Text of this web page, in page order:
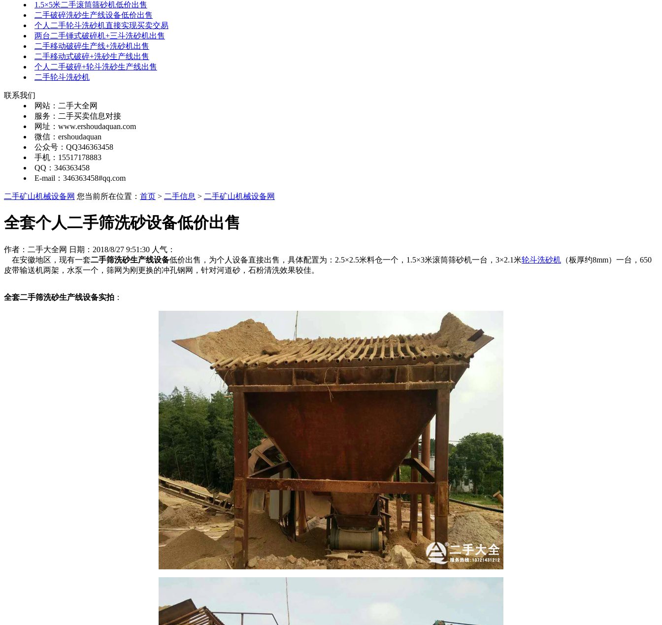
1.5×5米二手滚筒筛砂机低价出售
二手破碎洗砂生产线设备低价出售
个人二手轮斗洗砂机直接实现买卖交易
两台二手锤式破碎机+三斗洗砂机出售
二手移动破碎生产线+洗砂机出售
二手移动式破碎+洗砂生产线出售
个人二手破碎+轮斗洗砂生产线出售
二手轮斗洗砂机
联系我们
网站：二手大全网
服务：二手买卖信息对接
网址：www.ershoudaquan.com
微信：ershoudaquan
公众号：QQ346363458
手机：15517178883
QQ：346363458
E-mail：346363458#qq.com
二手矿山机械设备网 您当前所在位置： 首页 > 二手信息 > 二手矿山机械设备网
全套个人二手筛洗砂设备低价出售
作者：二手大全网 日期：2018/8/27 9:51:30 人气：
在安徽地区，现有一套二手筛洗砂生产线设备低价出售，为个人设备直接出售，具体配置为：2.5×2.5米料仓一个，1.5×3米滚筒筛砂机一台，3×2.1米轮斗洗砂机 （板厚约8mm）一台，650
皮带输送机两架，水泵一个，筛网为刚更换的冲孔钢网，针对河道砂，石粉清洗效果较佳。
全套二手筛洗砂生产线设备实拍 ：